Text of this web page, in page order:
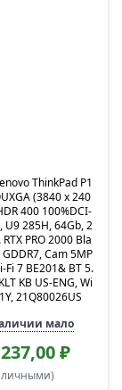
ThinkPad P1
(3840 x 240
400 100%DCI-
U9 285H, 64Gb, 2
PRO 2000 Bla
Cam 5MP
Fi 7 BE201& BT 5.
KB US-ENG, Wi
21Q80026US
мало
₽